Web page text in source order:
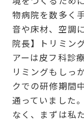
物病院を数多く
音や床材、空調
院長】トリミン
アーは皮フ科診
リミングもしっ
クでの研修期間
通っていました
なく、まずは私